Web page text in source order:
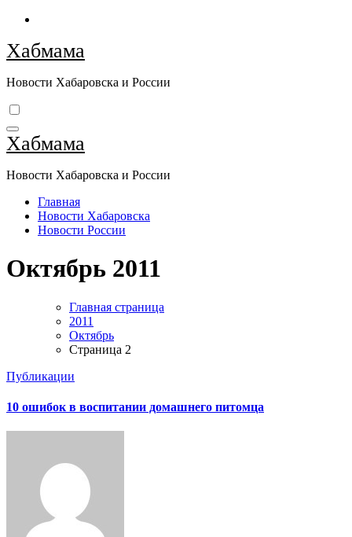
Перейти
содержимому
Хабмама
Новости Хабаровска и России
Хабмама
Новости Хабаровска и России
Главная
Новости Хабаровска
Новости России
Октябрь 2011
Главная страница
2011
Октябрь
Страница 2
Публикации
10 ошибок в воспитании домашнего питомца